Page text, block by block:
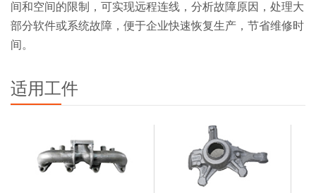
间和空间的限制，可实现远程连线，分析故障原因，处理大
部分软件或系统故障，便于企业快速恢复生产，节省维修时
间。
适用工件